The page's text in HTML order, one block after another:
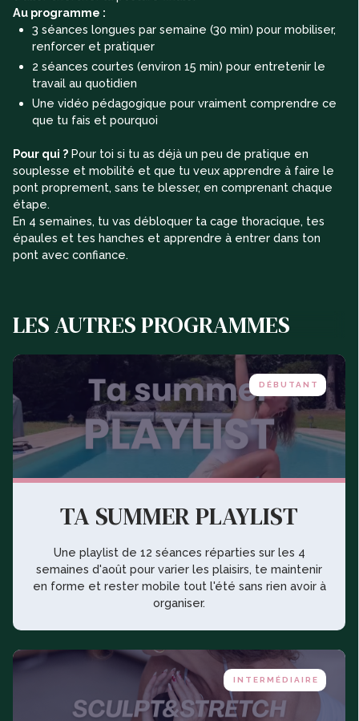
Au programme :
3 séances longues par semaine (30 min) pour mobiliser,
renforcer et pratiquer
2 séances courtes (environ 15 min) pour entretenir le
travail au quotidien
Une vidéo pédagogique pour vraiment comprendre ce
que tu fais et pourquoi
Pour qui ? Pour toi si tu as déjà un peu de pratique en
souplesse et mobilité et que tu veux apprendre à faire le
pont proprement, sans te blesser, en comprenant chaque
étape.
En 4 semaines, tu vas débloquer ta cage thoracique, tes
épaules et tes hanches et apprendre à entrer dans ton
pont avec confiance.
LES AUTRES PROGRAMMES
DÉBUTANT
TA SUMMER PLAYLIST
Une playlist de 12 séances réparties sur les 4
semaines d'août pour varier les plaisirs, te maintenir
en forme et rester mobile tout l'été sans rien avoir à
organiser.
INTERMÉDIAIRE